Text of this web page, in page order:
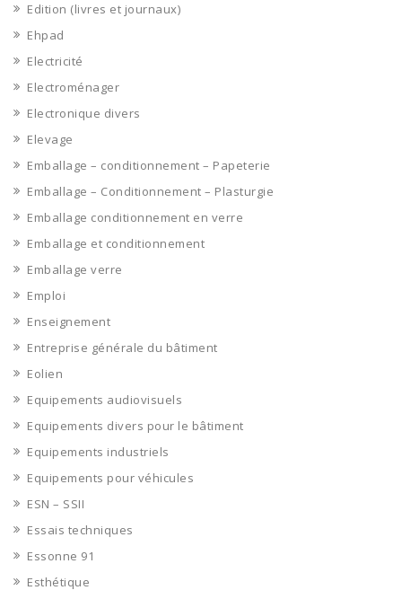
Edition (livres et journaux)
Ehpad
Electricité
Electroménager
Electronique divers
Elevage
Emballage – conditionnement – Papeterie
Emballage – Conditionnement – Plasturgie
Emballage conditionnement en verre
Emballage et conditionnement
Emballage verre
Emploi
Enseignement
Entreprise générale du bâtiment
Eolien
Equipements audiovisuels
Equipements divers pour le bâtiment
Equipements industriels
Equipements pour véhicules
ESN – SSII
Essais techniques
Essonne 91
Esthétique